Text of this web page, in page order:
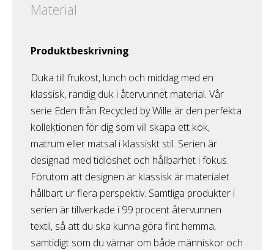
Material
Produktbeskrivning
Duka till frukost, lunch och middag med en
klassisk, randig duk i återvunnet material. Vår
serie Eden från Recycled by Wille är den perfekta
kollektionen för dig som vill skapa ett kök,
matrum eller matsal i klassiskt stil. Serien är
designad med tidlöshet och hållbarhet i fokus.
Förutom att designen är klassisk är materialet
hållbart ur flera perspektiv. Samtliga produkter i
serien är tillverkade i 99 procent återvunnen
textil, så att du ska kunna göra fint hemma,
samtidigt som du värnar om både människor och